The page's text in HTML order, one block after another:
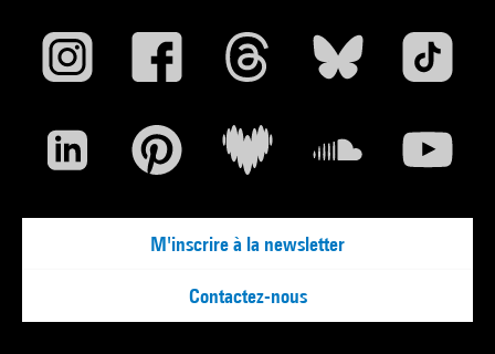
M'inscrire à la newsletter
Contactez-nous